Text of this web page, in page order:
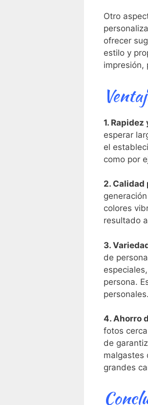
Otro⁢
ofrecer
estilo y
impresión,
1.
esperar
el
como por
2. Calidad
colores
resultado
3.
de
persona.
personales.
4.​ Ahorro
fotos
de
malgastes
grandes​